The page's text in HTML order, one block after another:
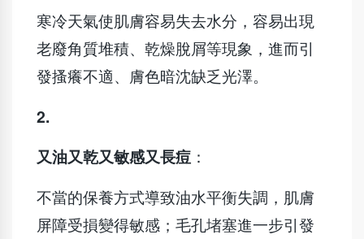
寒冷天氣使肌膚容易失去水分，容易出現
老廢角質堆積、乾燥脫屑等現象，進而引
發搔癢不適、膚色暗沈缺乏光澤。
2.
又油又乾又敏感又長痘 ：
不當的保養方式導致油水平衡失調，肌膚
屏障受損變得敏感；毛孔堵塞進一步引發